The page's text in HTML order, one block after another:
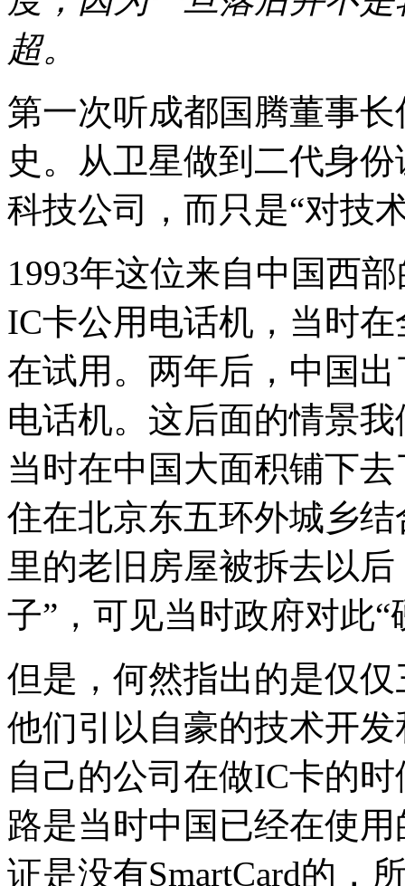
超。
第一次听成都国腾董事
史。从卫星做到二代身
科技公司，而只是“对技
1993年这位来自中国西
IC卡公用电话机，当时
在试用。两年后，中国
电话机。这后面的情景
当时在中国大面积铺下
住在北京东五环外城乡
里的老旧房屋被拆去以
子”，可见当时政府对此
但是，何然指出的是仅
他们引以自豪的技术开
自己的公司在做IC卡的
路是当时中国已经在使
证是没有SmartCard的，